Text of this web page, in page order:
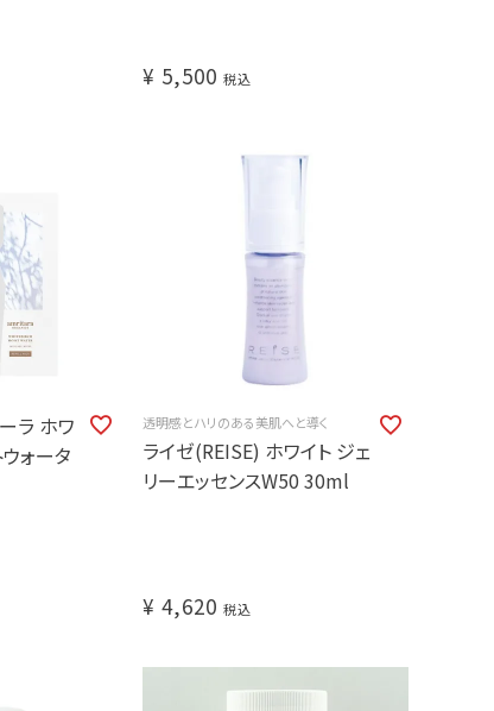
¥ 5,500 税込
ラ ホワ
ォータ
透明感とハリのある美肌へと導く
ライゼ(REISE) ホワイト ジェ
リーエッセンスW50 30ml
¥ 4,620 税込